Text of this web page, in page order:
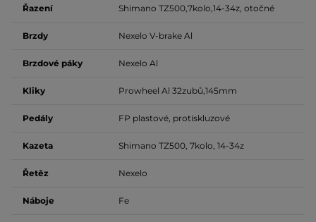
Řazení Shimano TZ500,7kolo,14-34z, otočné
Brzdy Nexelo V-brake Al
Brzdové páky Nexelo Al
Kliky Prowheel Al 32zubů,145mm
Pedály FP plastové, protiskluzové
Kazeta Shimano TZ500, 7kolo, 14-34z
Řetěz Nexelo
Náboje Fe